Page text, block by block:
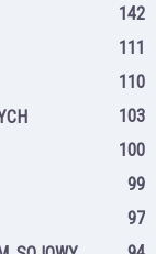
142
111
110
103
100
99
97